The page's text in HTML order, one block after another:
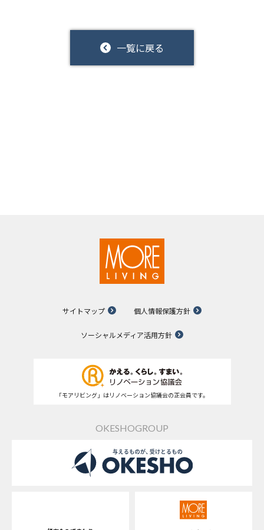
一覧に戻る
サイトマップ 個人情報保護方針
ソーシャルメディア活用方針
「モアリビング」はリノベーション協議会の正会員です。
OKESHOGROUP